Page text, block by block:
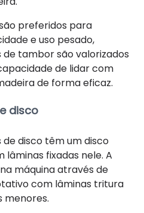
preferidos para
e uso pesado,
tambor são valorizados
de lidar com
de forma eficaz.
disco
disco têm um disco
fixadas nele. A
máquina através de
com lâminas tritura
menores.